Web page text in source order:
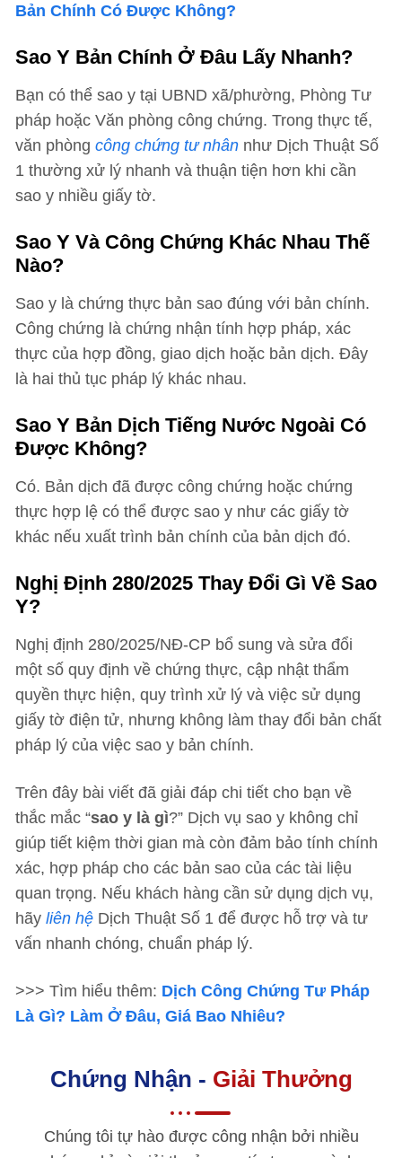
Bản Chính Có Được Không?
Sao Y Bản Chính Ở Đâu Lấy Nhanh?
Bạn có thể sao y tại UBND xã/phường, Phòng Tư
pháp hoặc Văn phòng công chứng. Trong thực tế,
văn phòng công chứng tư nhân như Dịch Thuật Số
1 thường xử lý nhanh và thuận tiện hơn khi cần
sao y nhiều giấy tờ.
Sao Y Và Công Chứng Khác Nhau Thế
Nào?
Sao y là chứng thực bản sao đúng với bản chính.
Công chứng là chứng nhận tính hợp pháp, xác
thực của hợp đồng, giao dịch hoặc bản dịch. Đây
là hai thủ tục pháp lý khác nhau.
Sao Y Bản Dịch Tiếng Nước Ngoài Có
Được Không?
Có. Bản dịch đã được công chứng hoặc chứng
thực hợp lệ có thể được sao y như các giấy tờ
khác nếu xuất trình bản chính của bản dịch đó.
Nghị Định 280/2025 Thay Đổi Gì Về Sao
Y?
Nghị định 280/2025/NĐ-CP bổ sung và sửa đổi
một số quy định về chứng thực, cập nhật thẩm
quyền thực hiện, quy trình xử lý và việc sử dụng
giấy tờ điện tử, nhưng không làm thay đổi bản chất
pháp lý của việc sao y bản chính.
Trên đây bài viết đã giải đáp chi tiết cho bạn về
thắc mắc “sao y là gì?” Dịch vụ sao y không chỉ
giúp tiết kiệm thời gian mà còn đảm bảo tính chính
xác, hợp pháp cho các bản sao của các tài liệu
quan trọng. Nếu khách hàng cần sử dụng dịch vụ,
hãy liên hệ Dịch Thuật Số 1 để được hỗ trợ và tư
vấn nhanh chóng, chuẩn pháp lý.
>>> Tìm hiểu thêm: Dịch Công Chứng Tư Pháp
Là Gì? Làm Ở Đâu, Giá Bao Nhiêu?
Chứng Nhận - Giải Thưởng
Chúng tôi tự hào được công nhận bởi nhiều